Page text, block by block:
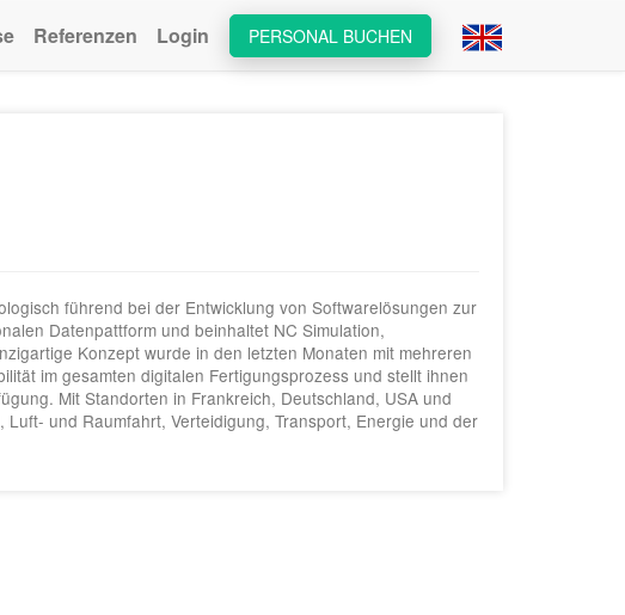
PERSONAL BUCHEN
Referenzen Login
führend bei der Entwicklung von Softwarelösungen zur
Datenpattform und beinhaltet NC Simulation,
Konzept wurde in den letzten Monaten mit mehreren
im gesamten digitalen Fertigungsprozess und stellt ihnen
Mit Standorten in Frankreich, Deutschland, USA und
und Raumfahrt, Verteidigung, Transport, Energie und der